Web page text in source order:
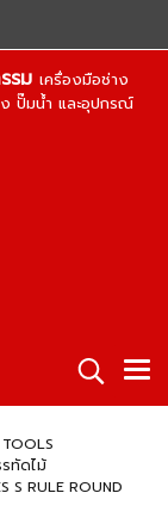
รม เครื่องมือช่าง
ง ปั๊มน้ำ และอุปกรณ์
ทัดไม้
S RULE ROUND